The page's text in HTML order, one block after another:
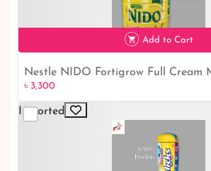
৳ 850
Add to Cart
Nestle NIDO Fortigrow Full Cream
Kg TIN
৳ 3,300
Imported